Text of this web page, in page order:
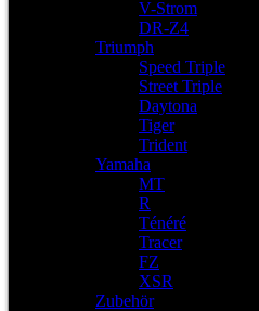
V-Strom
DR-Z4
Triumph
Speed Triple
Street Triple
Daytona
Tiger
Trident
Yamaha
MT
R
Ténéré
Tracer
FZ
XSR
Zubehör